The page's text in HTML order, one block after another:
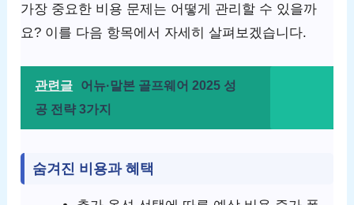
가장 중요한 비용 문제는 어떻게 관리할 수 있을까
요? 이를 다음 항목에서 자세히 살펴보겠습니다.
관련글
어뉴·말본 골프웨어 2025 성
공 전략 3가지
숨겨진 비용과 혜택